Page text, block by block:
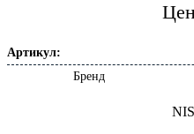
Артикул:
Бренд